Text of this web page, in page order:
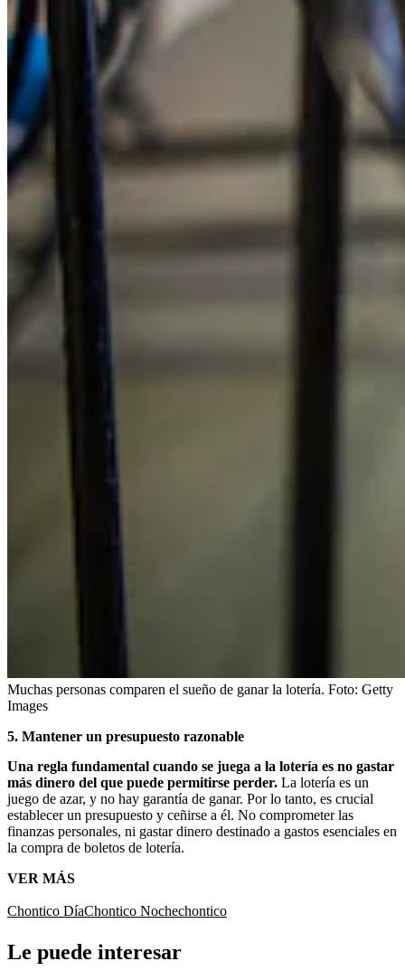
Muchas personas comparen el sueño de ganar la lotería. Foto: Getty
Images
5. Mantener un presupuesto razonable
Una regla fundamental cuando se juega a la lotería es no gastar
más dinero del que puede permitirse perder. La lotería es un
juego de azar, y no hay garantía de ganar. Por lo tanto, es crucial
establecer un presupuesto y ceñirse a él. No comprometer las
finanzas personales, ni gastar dinero destinado a gastos esenciales en
la compra de boletos de lotería.
VER MÁS
Chontico DíaChontico Nochechontico
Le puede interesar